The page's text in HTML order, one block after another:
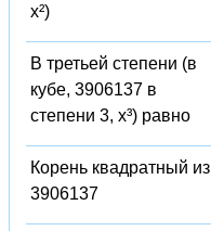
x²)
В третьей степени (в
кубе, 3906137 в
степени 3, x³) равно
Корень квадратный из
3906137